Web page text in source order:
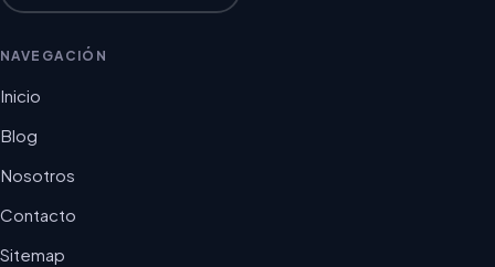
NAVEGACIÓN
Inicio
Blog
Nosotros
Contacto
Sitemap